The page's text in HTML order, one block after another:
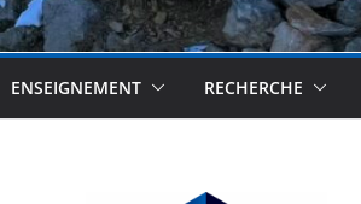
ENSEIGNEMENT RECHERCHE